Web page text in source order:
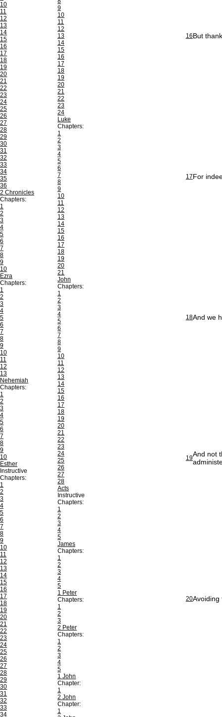
10
11
12
13
14
15
16
17
18
19
20
21
22
23
24
25
26
27
28
29
30
31
32
33
34
35
36
2 Chronicles
Chapters:
1
2
3
4
5
6
7
8
9
10
Ezra
Chapters:
1
2
3
4
5
6
7
8
9
10
11
12
13
Nehemiah
Chapters:
1
2
3
4
5
6
7
8
9
10
Esther
Instructive
Chapters:
1
2
3
4
5
6
7
8
9
10
11
12
13
14
15
16
17
18
19
20
21
22
23
24
25
26
27
28
29
30
31
32
33
34
9
10
11
12
13
14
15
16
17
18
19
20
21
22
23
24
Luke
Chapters:
1
2
3
4
5
6
7
8
9
10
11
12
13
14
15
16
17
18
19
20
21
John
Chapters:
1
2
3
4
5
6
7
8
9
10
11
12
13
14
15
16
17
18
19
20
21
22
23
24
25
26
27
28
Acts
Instructive
Chapters:
1
2
3
4
5
James
Chapters:
1
2
3
4
5
1 Peter
Chapters:
1
2
3
2 Peter
Chapters:
1
2
3
4
5
1 John
Chapter:
1
2 John
Chapter:
1
16But
17For
18And we
19And not
20Avoiding